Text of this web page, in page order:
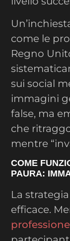
come le
Regno
sui social
immagini
false, ma
che
mentre
COME
PAURA:
La
efficace.
professione